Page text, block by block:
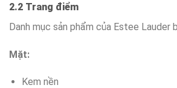
2.2 Trang điểm
Danh mục sản phẩm của Estee Lauder
Mặt:
Kem nền